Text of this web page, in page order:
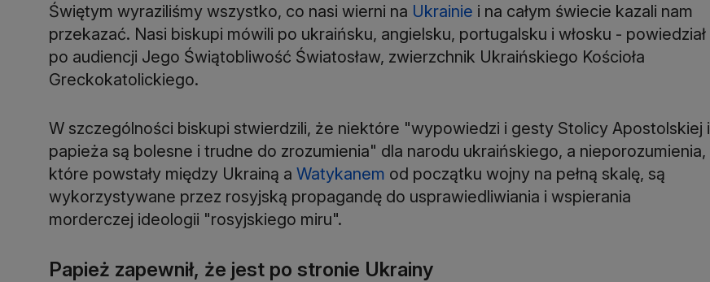
Świętym wyraziliśmy wszystko, co nasi wierni na Ukrainie i na całym świecie kazali nam
przekazać. Nasi biskupi mówili po ukraińsku, angielsku, portugalsku i włosku - powiedział
po audiencji Jego Świątobliwość Światosław, zwierzchnik Ukraińskiego Kościoła
Greckokatolickiego.
W szczególności biskupi stwierdzili, że niektóre "wypowiedzi i gesty Stolicy Apostolskiej i
papieża są bolesne i trudne do zrozumienia" dla narodu ukraińskiego, a nieporozumienia,
które powstały między Ukrainą a Watykanem od początku wojny na pełną skalę, są
wykorzystywane przez rosyjską propagandę do usprawiedliwiania i wspierania
morderczej ideologii "rosyjskiego miru".
Papież zapewnił, że jest po stronie Ukrainy